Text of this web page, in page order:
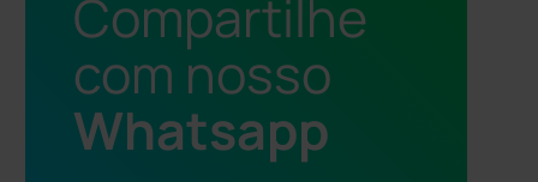
Compartilhe
com nosso
Whatsapp